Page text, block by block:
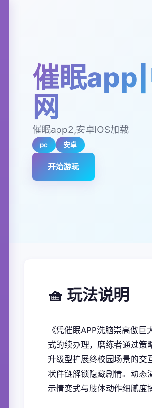
催眠
网
催眠app2,安卓IOS加载
pc 安卓
开始游玩
🧺 玩法说明
《凭催眠APP洗脑崇高傲
式的续办理，磨练者通过策
升级型扩展终校园场景的交
状件链解锁隐藏剧情。动态
示情变式与肢体动作细腻度